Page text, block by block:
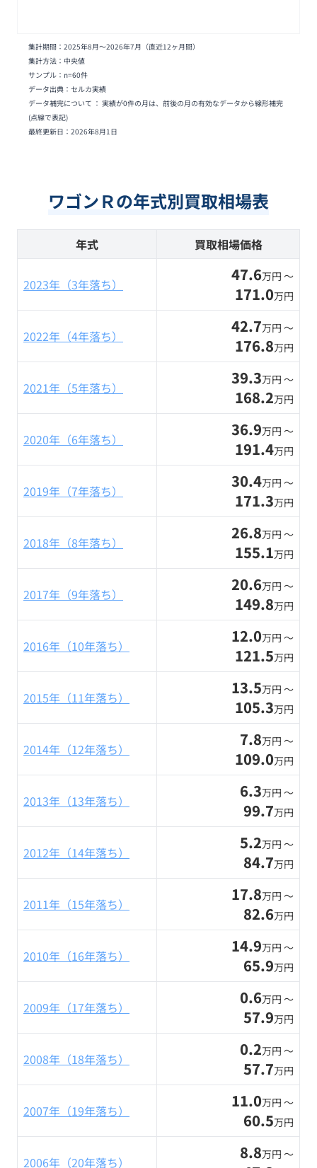
集計期間： 2025年8月〜2026年7月 （直近12ヶ月間）
集計方法：中央値
サンプル：n=60件
データ出典：セルカ実績
データ補完について ： 実績が0件の月は、前後の月の有効なデータから線形補完
(点線で表記)
最終更新日： 2026年8月1日
ワゴンＲの年式別買取相場表
年式 買取相場価格
2023年（3年落ち） 47.6万円 〜
171.0万円
2022年（4年落ち） 42.7万円 〜
176.8万円
2021年（5年落ち） 39.3万円 〜
168.2万円
2020年（6年落ち） 36.9万円 〜
191.4万円
2019年（7年落ち） 30.4万円 〜
171.3万円
2018年（8年落ち） 26.8万円 〜
155.1万円
2017年（9年落ち） 20.6万円 〜
149.8万円
2016年（10年落ち） 12.0万円 〜
121.5万円
2015年（11年落ち） 13.5万円 〜
105.3万円
2014年（12年落ち） 7.8万円 〜
109.0万円
2013年（13年落ち） 6.3万円 〜
99.7万円
2012年（14年落ち） 5.2万円 〜
84.7万円
2011年（15年落ち） 17.8万円 〜
82.6万円
2010年（16年落ち） 14.9万円 〜
65.9万円
2009年（17年落ち） 0.6万円 〜
57.9万円
2008年（18年落ち） 0.2万円 〜
57.7万円
2007年（19年落ち） 11.0万円 〜
60.5万円
2006年（20年落ち） 8.8万円 〜